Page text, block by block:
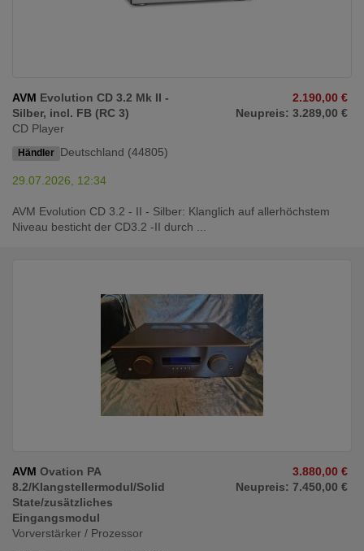
AVM Evolution CD 3.2 Mk II -
Silber, incl. FB (RC 3)
CD Player
Händler Deutschland (44805)
2.190,00 €
Neupreis: 3.289,00 €
29.07.2026, 12:34
AVM Evolution CD 3.2 - II - Silber: Klanglich auf allerhöchstem
Niveau besticht der CD3.2 -II durch ...
AVM Ovation PA
8.2/Klangstellermodul/Solid
State/zusätzliches
Eingangsmodul
Vorverstärker / Prozessor
3.880,00 €
Neupreis: 7.450,00 €